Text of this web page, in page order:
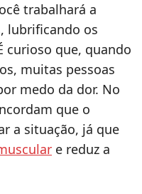
trabalhará a
lubrificando os
curioso que, quando
muitas pessoas
medo da dor. No
que o
a situação, já que
e reduz a